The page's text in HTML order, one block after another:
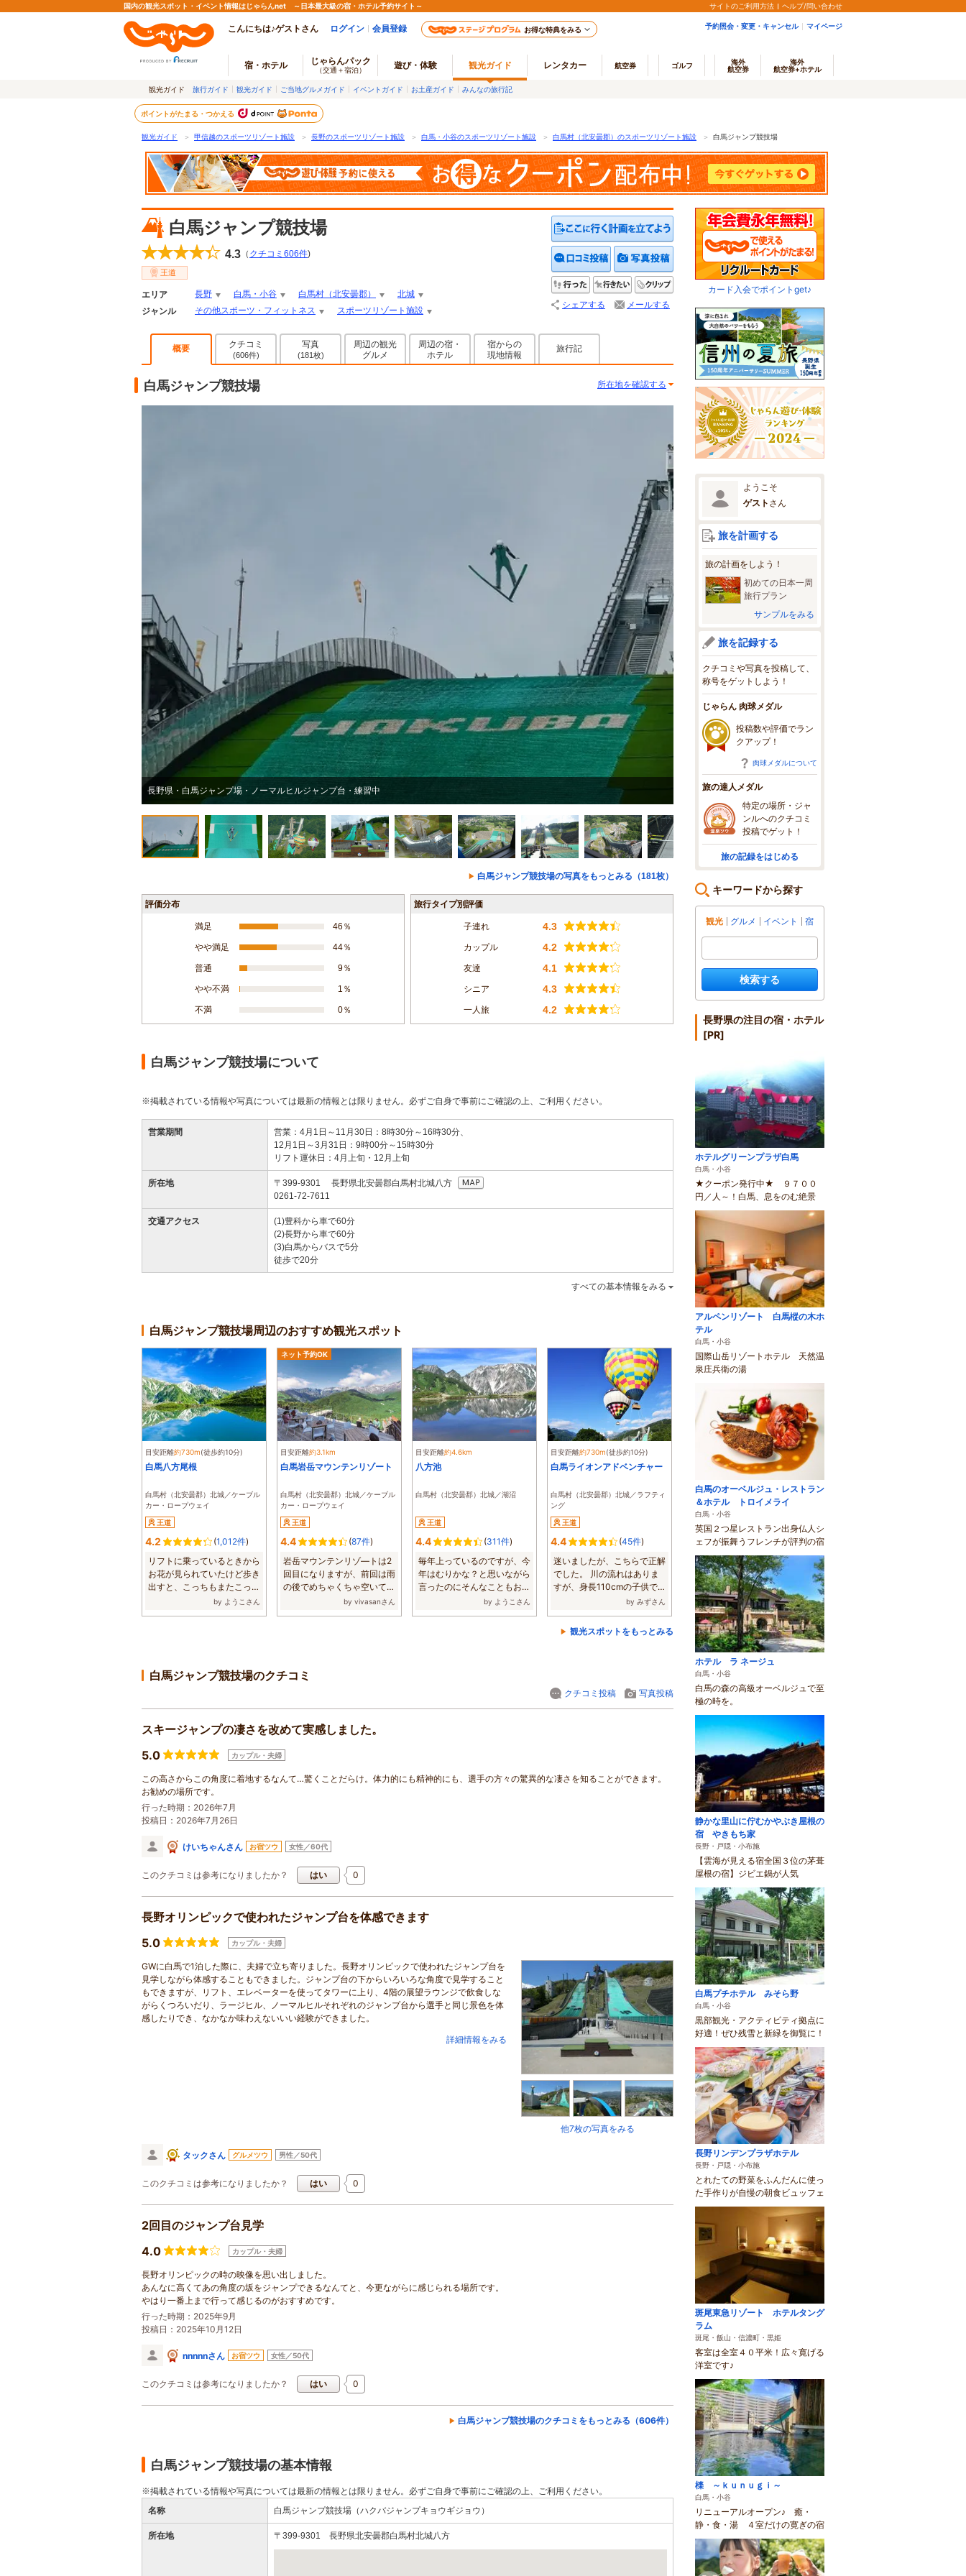
国内の観光スポット・イベント情報はじゃらんnet ～日本最大級の宿・ホテル予約サイト～ サイトのご利用方法 ヘルプ/問い合わせ
こんにちは♪ゲストさん ログイン 会員登録 お得な特典をみる 予約照会・変更・キャンセル マイページ
宿・ホテル じゃらんパック
（交通＋宿泊） 遊び・体験 観光ガイド レンタカー 航空券 ゴルフ
海外
航空券
海外
航空券+ホテル
観光ガイド 旅行ガイド 観光ガイド ご当地グルメガイド イベントガイド お土産ガイド みんなの旅行記
ポイントがたまる・つかえる
観光ガイド ＞ 甲信越のスポーツリゾート施設 ＞ 長野のスポーツリゾート施設 ＞ 白馬・小谷のスポーツリゾート施設 ＞ 白馬村（北安曇郡）のスポーツリゾート施設 ＞ 白馬ジャンプ競技場
白馬ジャンプ競技場
4.3 （ クチコミ 606件)
王道
エリア 長野 白馬・小谷 白馬村（北安曇郡）
北城
ジャンル
その他スポーツ・フィットネス スポーツリゾート施設
クチコミを投稿する写真を投稿する
行った 行きたい
シェアする メールする
概要 クチコミ
(606件)
写真
(181枚)
周辺の観光
グルメ
周辺の宿・
ホテル
宿からの
現地情報
旅行記
白馬ジャンプ競技場 所在地を確認する
長野県・白馬ジャンプ場・ノーマルヒルジャンプ台・練習中 長野県・白馬ジャンプ場・ノーマルヒルジャンプ台・練習中
白馬ジャンプ競技場の写真をもっとみる（181枚）
評価分布
満足 46％
やや満足 44％
普通 9％
やや不満 1％
不満 0％
旅行タイプ別評価
子連れ 4.3
カップル 4.2
友達 4.1
シニア 4.3
一人旅 4.2
白馬ジャンプ競技場について
※掲載されている情報や写真については最新の情報とは限りません。必ずご自身で事前にご確認の上、ご利用ください。
営業期間
営業：4月1日～11月30日：8時30分～16時30分、
12月1日～3月31日：9時00分～15時30分
リフト運休日：4月上旬・12月上旬
所在地
〒399-9301 長野県北安曇郡白馬村北城八方
0261-72-7611
交通アクセス
(1)豊科から車で60分
(2)長野から車で60分
(3)白馬からバスで5分
徒歩で20分
すべての基本情報をみる
白馬ジャンプ競技場周辺のおすすめ観光スポット
目安距離約730m(徒歩約10分)
白馬八方尾根
白馬村（北安曇郡）北城／ケーブル
カー・ロープウェイ
王道
4.2 (1,012件)
リフトに乗っているときから
お花が見られていたけど歩き
出すと、こっちもまたこっち
by ようこさん
ネット予約OK
目安距離約3.1km
白馬岩岳マウンテンリゾート
白馬村（北安曇郡）北城／ケーブル
カー・ロープウェイ
王道
4.4 (87件)
岩岳マウンテンリゾ―トは2
回目になりますが、前回は雨
の後でめちゃくちゃ空いてい
by vivasanさん
目安距離約4.6km
八方池
白馬村（北安曇郡）北城／湖沼
王道
4.4 (311件)
毎年上っているのですが、今
年はむりかな？と思いながら
言ったのにそんなこともお花
by ようこさん
目安距離約730m(徒歩約10分)
白馬ライオンアドベンチャー
白馬村（北安曇郡）北城／ラフティ
ング
王道
4.4 (45件)
迷いましたが、こちらで正解
でした。 川の流れはありま
すが、身長110cmの子供で
by みずさん
観光スポットをもっとみる
白馬ジャンプ競技場のクチコミ
クチコミ投稿 写真投稿
スキージャンプの凄さを改めて実感しました。
5.0
カップル・夫婦
この高さからこの角度に着地するなんて…驚くことだらけ。体力的にも精神的にも、選手の方々の驚異的な凄さを知ることができます。
お勧めの場所です。
行った時期：2026年7月
投稿日：2026年7月26日
けいちゃんさん お宿ツウ 女性／60代
このクチコミは参考になりましたか？ 0
はい
長野オリンピックで使われたジャンプ台を体感できます
5.0
カップル・夫婦
GWに白馬で1泊した際に、夫婦で立ち寄りました。長野オリンピックで使われたジャンプ台を
見学しながら体感することもできました。ジャンプ台の下からいろいろな角度で見学すること
もできますが、リフト、エレベーターを使ってタワーに上り、4階の展望ラウンジで飲食しな
がらくつろいだり、ラージヒル、ノーマルヒルそれぞれのジャンプ台から選手と同じ景色を体
感したりでき、なかなか味わえないいい経験ができました。
詳細情報をみる
他7枚の写真をみる
タックさん グルメツウ 男性／50代
このクチコミは参考になりましたか？ 0
はい
2回目のジャンプ台見学
4.0
カップル・夫婦
長野オリンピックの時の映像を思い出しました。
あんなに高くてあの角度の坂をジャンプできるなんてと、今更ながらに感じられる場所です。
やはり一番上まで行って感じるのがおすすめです。
行った時期：2025年9月
投稿日：2025年10月12日
nnnnnさん お宿ツウ 女性／50代
このクチコミは参考になりましたか？ 0
はい
白馬ジャンプ競技場のクチコミをもっとみる（606件）
白馬ジャンプ競技場の基本情報
※掲載されている情報や写真については最新の情報とは限りません。必ずご自身で事前にご確認の上、ご利用ください。
名称
白馬ジャンプ競技場（ハクバジャンプキョウギジョウ）
所在地 〒399-9301 長野県北安曇郡白馬村北城八方
カード入会でポイントget♪
ようこそ
ゲスト さん
旅を計画する
旅の計画をしよう！
初めての日本一周
旅行プラン
サンプルをみる
旅を記録する
クチコミや写真を投稿して、
称号をゲットしよう！
じゃらん 肉球メダル
投稿数や評価でラン
クアップ！
肉球メダルについて
旅の達人メダル
特定の場所・ジャ
ンルへのクチコミ
投稿でゲット！
旅の記録をはじめる
キーワードから探す
観光 グルメ イベント 宿
検索する
長野県の注目の宿・ホテル
[PR]
ホテルグリーンプラザ白馬
白馬・小谷
★クーポン発行中★ ９７００
円／人～！白馬、息をのむ絶景
アルペンリゾート 白馬樅の木ホ
テル
白馬・小谷
国際山岳リゾートホテル 天然温
泉庄兵衛の湯
白馬のオーベルジュ・レストラン
＆ホテル トロイメライ
白馬・小谷
英国２つ星レストラン出身仏人シ
ェフが振舞うフレンチが評判の宿
ホテル ラ ネージュ
白馬・小谷
白馬の森の高級オーベルジュで至
極の時を。
静かな里山に佇むかやぶき屋根の
宿 やきもち家
長野・戸隠・小布施
【雲海が見える宿全国３位の茅葺
屋根の宿】ジビエ鍋が人気
白馬プチホテル みそら野
白馬・小谷
黒部観光・アクティビティ拠点に
好適！ぜひ残雪と新緑を御覧に！
長野リンデンプラザホテル
長野・戸隠・小布施
とれたての野菜をふんだんに使っ
た手作りが自慢の朝食ビュッフェ
斑尾東急リゾート ホテルタング
ラム
斑尾・飯山・信濃町・黒姫
客室は全室４０平米！広々寛げる
洋室です♪
檪 ～ｋｕｎｕｇｉ～
白馬・小谷
リニューアルオープン♪ 癒・
静・食・湯 ４室だけの寛ぎの宿